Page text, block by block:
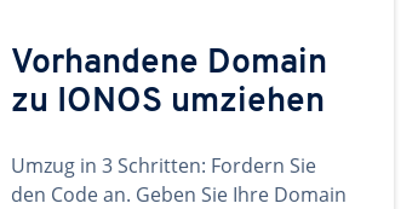
Vorhandene Domain
zu IONOS umziehen
Umzug in 3 Schritten: Fordern Sie
den Code an. Geben Sie Ihre Domain